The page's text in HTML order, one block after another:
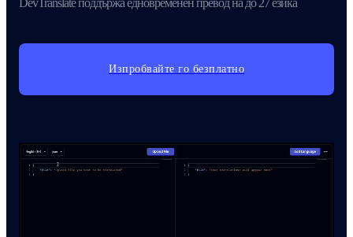
DevTranslate поддържа едновременен превод на до 27 езика
Изпробвайте го безплатно